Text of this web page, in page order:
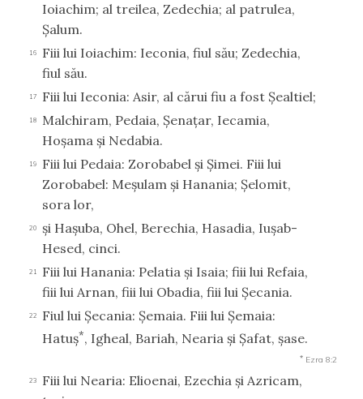
Ioiachim; al treilea, Zedechia; al patrulea,
Şalum.
16
Fiii lui Ioiachim: Ieconia, fiul său; Zedechia,
fiul său.
17 Fiii lui Ieconia: Asir, al cărui fiu a fost Şealtiel;
18
Malchiram, Pedaia, Şenaţar, Iecamia,
Hoşama şi Nedabia.
19
Fiii lui Pedaia: Zorobabel şi Şimei. Fiii lui
Zorobabel: Meşulam şi Hanania; Şelomit,
sora lor,
20
şi Haşuba, Ohel, Berechia, Hasadia, Iuşab-
Hesed, cinci.
21
Fiii lui Hanania: Pelatia şi Isaia; fiii lui Refaia,
fiii lui Arnan, fiii lui Obadia, fiii lui Şecania.
22
Fiul lui Şecania: Şemaia. Fiii lui Şemaia:
Hatuş*, Igheal, Bariah, Nearia şi Şafat, şase.
* Ezra 8:2
23
Fiii lui Nearia: Elioenai, Ezechia şi Azricam,